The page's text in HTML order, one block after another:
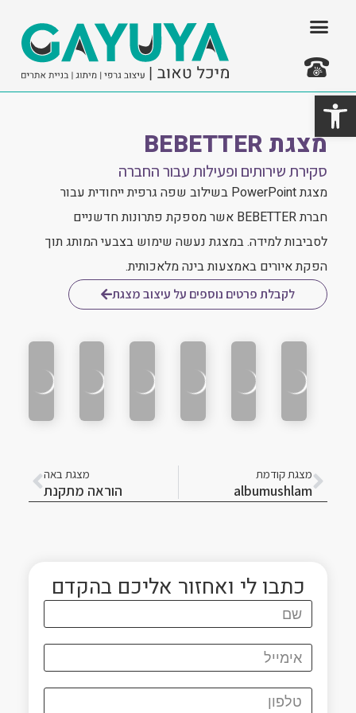
מצגת BEBETTER
סקירת שירותים ופעילות עבור החברה
מצגת PowerPoint בשילוב שפה גרפית ייחודית עבור
חברת BEBETTER אשר מספקת פתרונות חדשניים
לסביבות למידה. במצגת נעשה שימוש בצבעי המותג תוך
הפקת איורים באמצעות בינה מלאכותית​.
לקבלת פרטים נוספים על עיצוב מצגת
קודם
מצגת קודמת
albumushlam
מצגת באה
הוראה מתקנת
הבא
כתבו לי ואחזור אליכם בהקדם
פתח סרגל נגישות